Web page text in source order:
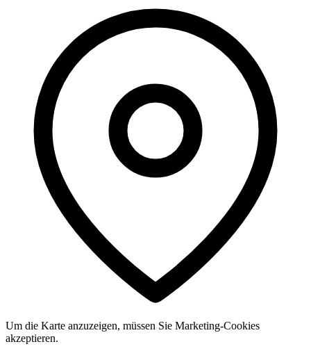
Um die Karte anzuzeigen, müssen Sie Marketing-Cookies
akzeptieren.